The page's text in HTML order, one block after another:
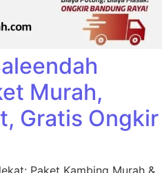
Murah,
Gratis Ongkir
Paket Kambing Murah &